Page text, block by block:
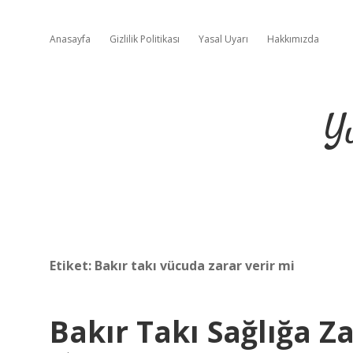
Anasayfa Gizlilik Politikası Yasal Uyarı Hakkımızda
Etiket: Bakır takı vücuda zarar verir mi
Bakır Takı Sağlığa